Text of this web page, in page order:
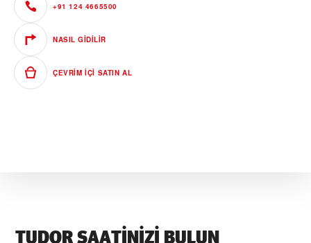
+91 124 4665500
NASIL GIDILIR
ÇEVRIM IÇI SATIN AL
TUDOR SAATINIZI BULUN